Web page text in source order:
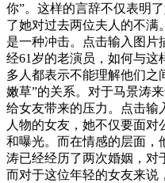
你”。这样的言辞不仅表明
了她对过去两位夫人的不满
是一种冲击。点击输入图片
经61岁的老演员，如何与这
多人都表示不能理解他们之
嫩草”的关系。对于马景涛
给女友带来的压力。点击输
人物的女友，她不仅要面
和曝光。而在情感的层面，
涛已经经历了两次婚姻，对
而对于这位年轻的女友来说